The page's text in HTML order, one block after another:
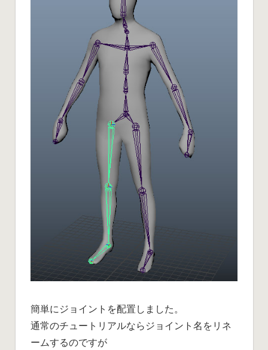
簡単にジョイントを配置しました。
通常のチュートリアルならジョイント名をリネ
ームするのですが